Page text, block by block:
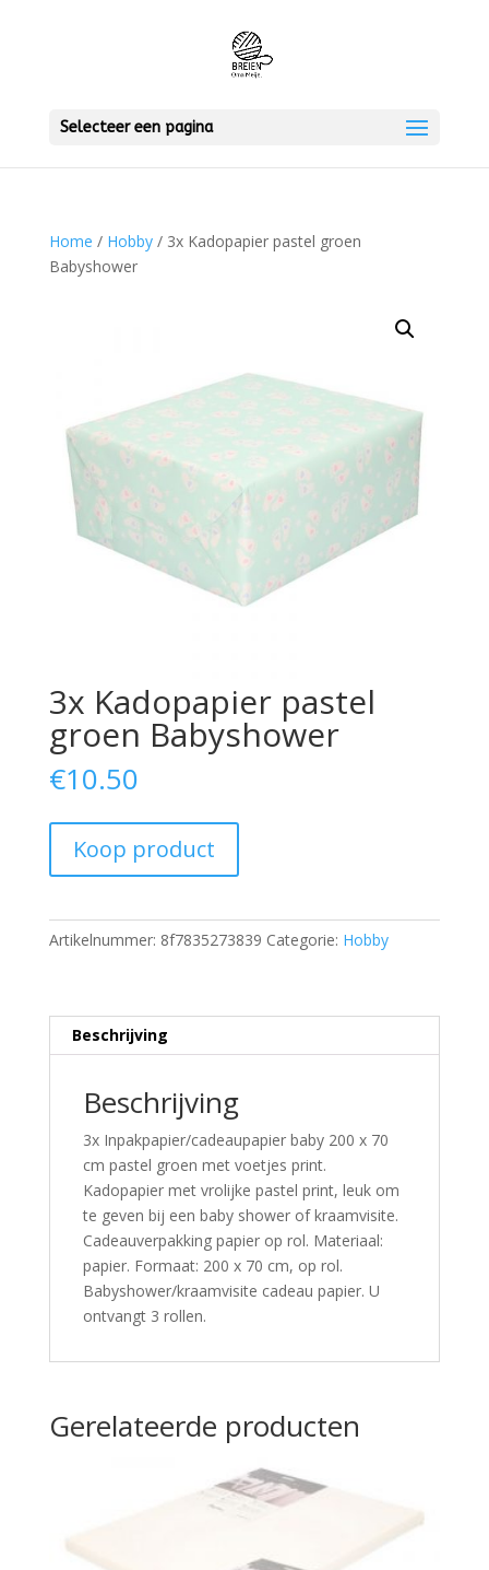
Selecteer een pagina
Home / Hobby/ 3x Kadopapier pastel groen
Babyshower
3x Kadopapier pastel
groen Babyshower
€10.50
Koop product
Artikelnummer: 8f7835273839 Categorie: Hobby
Beschrijving
Beschrijving
3x Inpakpapier/cadeaupapier baby 200 x 70
cm pastel groen met voetjes print.
Kadopapier met vrolijke pastel print, leuk om
te geven bij een baby shower of kraamvisite.
Cadeauverpakking papier op rol. Materiaal:
papier. Formaat: 200 x 70 cm, op rol.
Babyshower/kraamvisite cadeau papier. U
ontvangt 3 rollen.
Gerelateerde producten